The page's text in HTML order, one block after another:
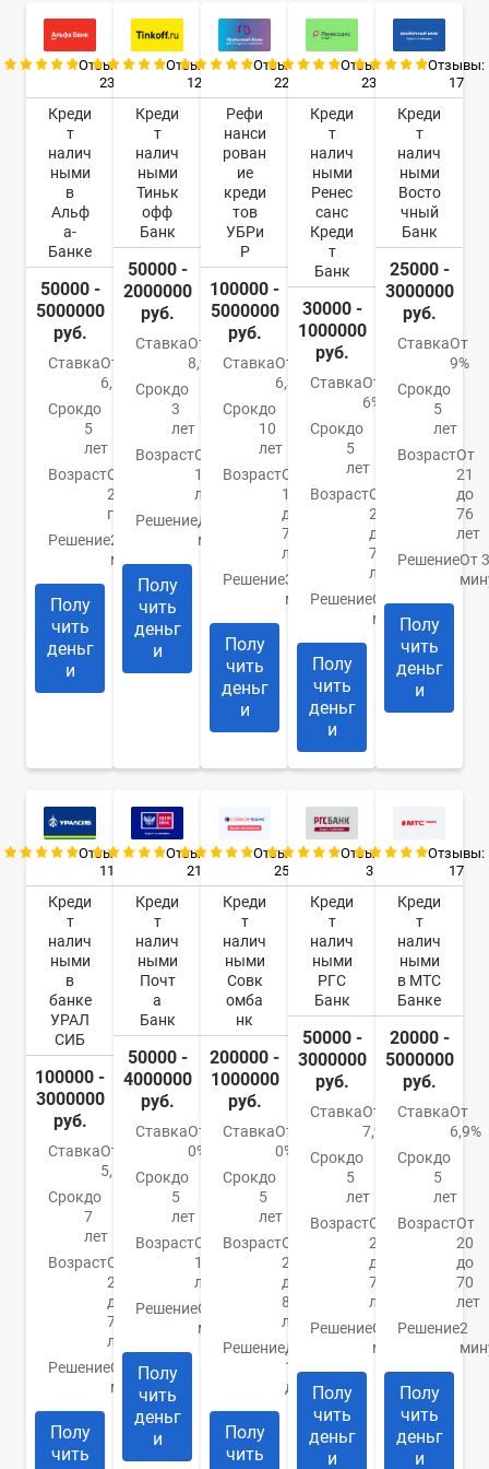
Отзывы:
23
Креди
т
налич
ными
в
Альф
а-
Банке
50000 -
5000000
руб.
СтавкаОт
6,5%
Срокдо
5
лет
ВозрастОт
21
года
Решение2
минуты
Полу
чить
деньг
и
Отзывы:
12
Креди
т
налич
ными
Тиньк
офф
Банк
50000 -
2000000
руб.
СтавкаОт
8,9%
Срокдо
3
лет
ВозрастОт
18
лет
РешениеДо 10
минут
Полу
чить
деньг
и
Отзывы:
22
Рефи
нанси
рован
ие
креди
тов
УБРи
Р
100000 -
5000000
руб.
СтавкаОт
6,3%
Срокдо
10
лет
ВозрастОт
19
до
75
лет
РешениеЗа 15
минут
Полу
чить
деньг
и
Отзывы:
23
Креди
т
налич
ными
Ренес
санс
Креди
т
Банк
30000 -
1000000
руб.
СтавкаОт
6%
Срокдо
5
лет
ВозрастОт
20
до
70
лет
РешениеОт 1
минуты
Полу
чить
деньг
и
Отзывы:
17
Креди
т
налич
ными
Восто
чный
Банк
25000 -
3000000
руб.
СтавкаОт
9%
Срокдо
5
лет
ВозрастОт
21
до
76
лет
РешениеОт
Полу
чить
деньг
и
Отзывы:
11
Креди
т
налич
ными
в
банке
УРАЛ
СИБ
100000 -
3000000
руб.
СтавкаОт
5,5%
Срокдо
7
лет
ВозрастОт
23
до
70
лет
РешениеОт 10
минут
Полу
чить
Отзывы:
21
Креди
т
налич
ными
Почт
а
Банк
50000 -
4000000
руб.
СтавкаОт
0%
Срокдо
5
лет
ВозрастОт
18
лет
РешениеОт 1
минуты
Полу
чить
деньг
и
Отзывы:
25
Креди
т
налич
ными
Совк
омба
нк
200000 -
1000000
руб.
СтавкаОт
0%
Срокдо
5
лет
ВозрастОт
20
до
85
лет
РешениеДо
1
дня
Полу
чить
Отзывы:
3
Креди
т
налич
ными
РГС
Банк
50000 -
3000000
руб.
СтавкаОт
7,9%
Срокдо
5
лет
ВозрастОт
21
до
70
лет
РешениеОт 15
минут
Полу
чить
деньг
и
Отзывы:
17
Креди
т
налич
ными
в МТС
Банке
20000 -
5000000
руб.
СтавкаОт
6,9%
Срокдо
5
лет
ВозрастОт
20
до
70
лет
Решение2
Полу
чить
деньг
и